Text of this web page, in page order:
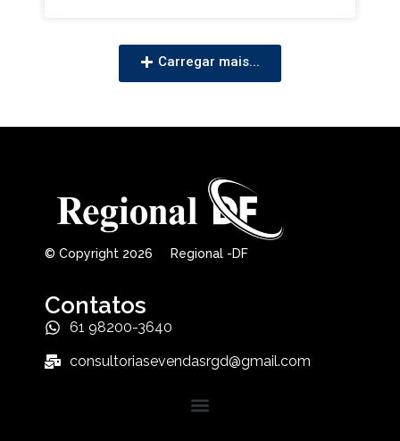
Carregar mais...
© Copyright 2026 Regional -DF
Contatos
61 98200-3640
consultoriasevendasrgd@gmail.com